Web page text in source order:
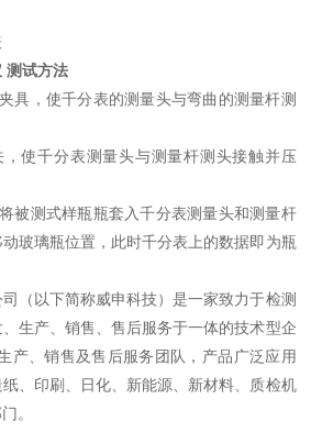
测试方法
具，使千分表的测量头与弯曲的测量杆测
使千分表测量头与测量杆测头接触并压
被测式样瓶瓶套入千分表测量头和测量杆
玻璃瓶位置，此时千分表上的数据即为瓶
（以下简称威申科技）是一家致力于检测
生产、销售、售后服务于一体的技术型企
产、销售及售后服务团队，产品广泛应用
、印刷、日化、新能源、新材料、质检机
。